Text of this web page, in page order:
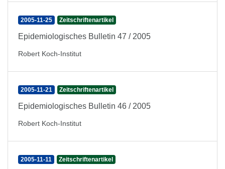
2005-11-25 Zeitschriftenartikel
Epidemiologisches Bulletin 47 / 2005
Robert Koch-Institut
2005-11-21 Zeitschriftenartikel
Epidemiologisches Bulletin 46 / 2005
Robert Koch-Institut
2005-11-11 Zeitschriftenartikel